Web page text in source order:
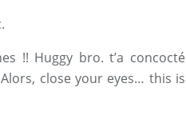
!! Huggy bro. t’a concocté
close your eyes… this is